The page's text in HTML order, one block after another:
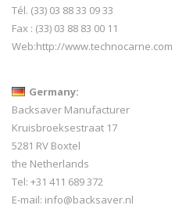
Tél. (33) 03 88 33 09 33
Fax : (33) 03 88 83 00 11
Web:http://www.technocarne.com
Germany:
Backsaver Manufacturer
Kruisbroeksestraat 17
5281 RV Boxtel
the Netherlands
Tel: +31 411 689 372
E-mail: info@backsaver.nl